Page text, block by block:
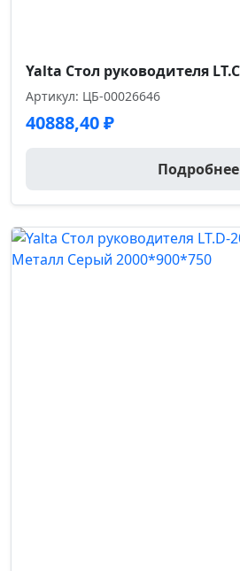
Артикул: ЦБ-00026646
40888,40₽
Подробнее